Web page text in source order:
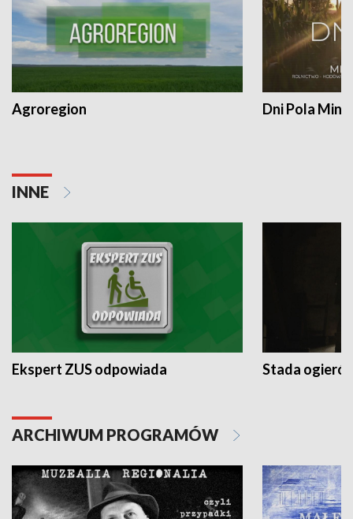
Agroregion Dni Pola
INNE
Ekspert ZUS odpowiada Stada
ARCHIWUM PROGRAMÓW